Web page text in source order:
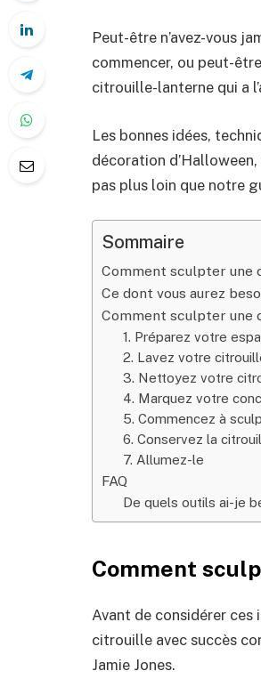
Peut-être n’avez-vous
commencer, ou peut-
citrouille-lanterne qui a
Les bonnes idées,
décoration
pas plus loin que notre
Sommaire
Comment sculpter une
Ce dont vous aurez
Comment sculpter une
1. Préparez votre
2. Lavez votre
3. Nettoyez votre
4. Marquez votre
5. Commencez à
6. Conservez la
7. Allumez-le
FAQ
De quels outils ai-je
Comment
Avant de considérer ces
citrouille avec succès
Jamie Jones.